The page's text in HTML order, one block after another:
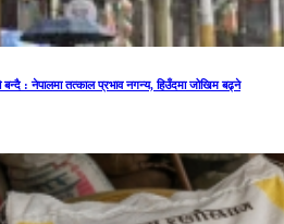
बन्दै : नेपालमा तत्काल प्रभाव नगन्य, हिउँदमा जोखिम बढ्ने